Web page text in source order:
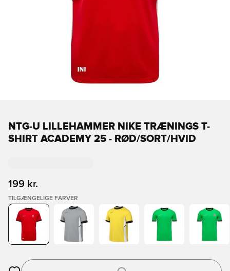
NTG-U LILLEHAMMER NIKE TRÆNINGS T-
SHIRT ACADEMY 25 - RØD/SORT/HVID
199 kr.
TILGÆNGELIGE FARVER